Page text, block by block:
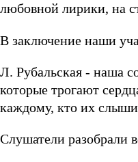
любовной лирики, на
В заключение наши
Л. Рубальская - наша
которые трогают
каждому, кто их
Слушатели разобрали